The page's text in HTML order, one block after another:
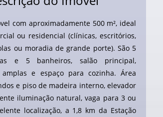
com aproximadamente 500 m², ideal
ou residencial (clínicas, escritórios,
ou moradia de grande porte). São 5
e 5 banheiros, salão principal,
amplas e espaço para cozinha. Área
e piso de madeira interno, elevador
iluminação natural, vaga para 3 ou
localização, a 1,8 km da Estação